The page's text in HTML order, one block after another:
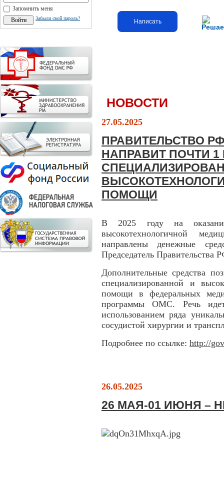
Запомнить меня
Забыли свой пароль? Написать
НОВОСТИ
27.05.2025
ПРАВИТЕЛЬСТВО
НАПРАВИТ ПОЧТИ
ПОМОЩИ
В 2025 году на
высокотехнологичной
направлены денежные
Председатель
Дополнительные средства
специализированной и
помощи в федеральных
программы ОМС. Речь
использованием ряда
сосудистой хирургии и
Подробнее по ссылке: http://
26.05.2025
26 МАЯ-01 ИЮНЯ –